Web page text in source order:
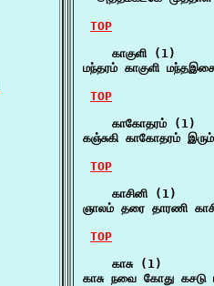
TOP
    காகுளி (1)
மந்தரம் காகுளி
TOP
    காகோதரம் (1)
கஞ்சுகி காகோதரம்
TOP
    காசினி (1)
ஞாலம் தரை தாரணி
TOP
    காசு (1)
காசு நவை கோது